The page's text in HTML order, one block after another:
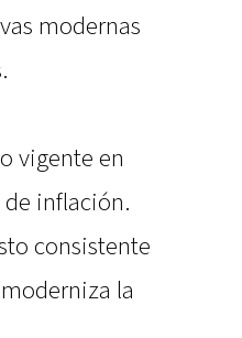
modernas
vigente en
inflación.
consistente
la